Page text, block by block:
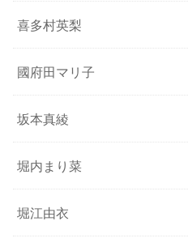
喜多村英梨
國府田マリ子
坂本真綾
堀内まり菜
堀江由衣